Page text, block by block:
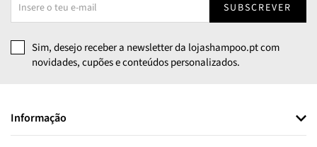
SUBSCREVER
Sim, desejo receber a newsletter da lojashampoo.pt com
novidades, cupões e conteúdos personalizados.
Informação